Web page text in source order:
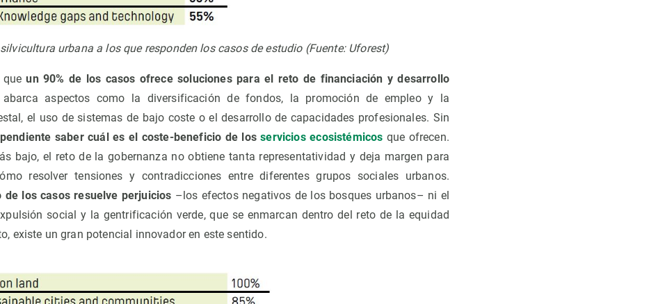
urbana a los que responden los casos de estudio(Fuente: Uforest)
queun 90% de los casos ofrece soluciones para el reto de financiación y desarrollo
aspectos como la diversificación de fondos, la promoción de empleo y la
el uso de sistemas de bajo coste o el desarrollo de capacidades profesionales. Sin
saber cuál es el coste-beneficio de losservicios ecosistémicos que ofrecen.
bajo, el reto de la gobernanza no obtiene tanta representatividad y deja margen para
resolver tensiones y contradicciones entre diferentes grupos sociales urbanos.
de los casos resuelve perjuicios –los efectos negativos de los bosques urbanos– ni el
social y la gentrificación verde, que se enmarcan dentro del reto de la equidad
existe un gran potencial innovador en este sentido.